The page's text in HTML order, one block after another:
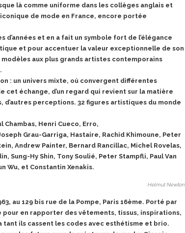
là comme uniforme dans les collèges anglais et
de mode en France, encore portée
d’années et en a fait un symbole fort de l’élégance
et pour accentuer la valeur exceptionnelle de son
aux plus grands artistes contemporains
: un univers mixte, où convergent différentes
échange, d’un regard qui revient sur la matière
perceptions. 32 figures artistiques du monde
Chambas, Henri Cueco, Erro,
Grau-Garriga, Hastaire, Rachid Khimoune, Peter
Andrew Painter, Bernard Rancillac, Michel Rovelas,
Sung-Hy Shin, Tony Soulié, Peter Stampfli, Paul Van
Wu, et Constantin Xenakis.
Helmut Newton
au 129 bis rue de la Pompe, Paris 16ème. Porté par
en rapporter des vêtements, tissus, inspirations,
ils cassent les codes avec esthétisme et brio.